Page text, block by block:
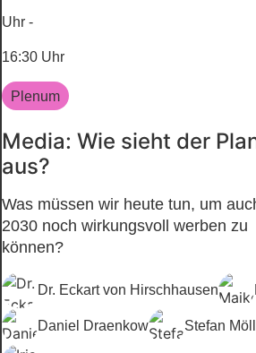
Uhr -
16:30 Uhr
Plenum
Media: Wie sieht der
aus?
Was müssen wir heute tun, um
2030 noch wirkungsvoll werben zu
können?
Dr. Eckart von Hirschhausen
Daniel Draenkow Stefan